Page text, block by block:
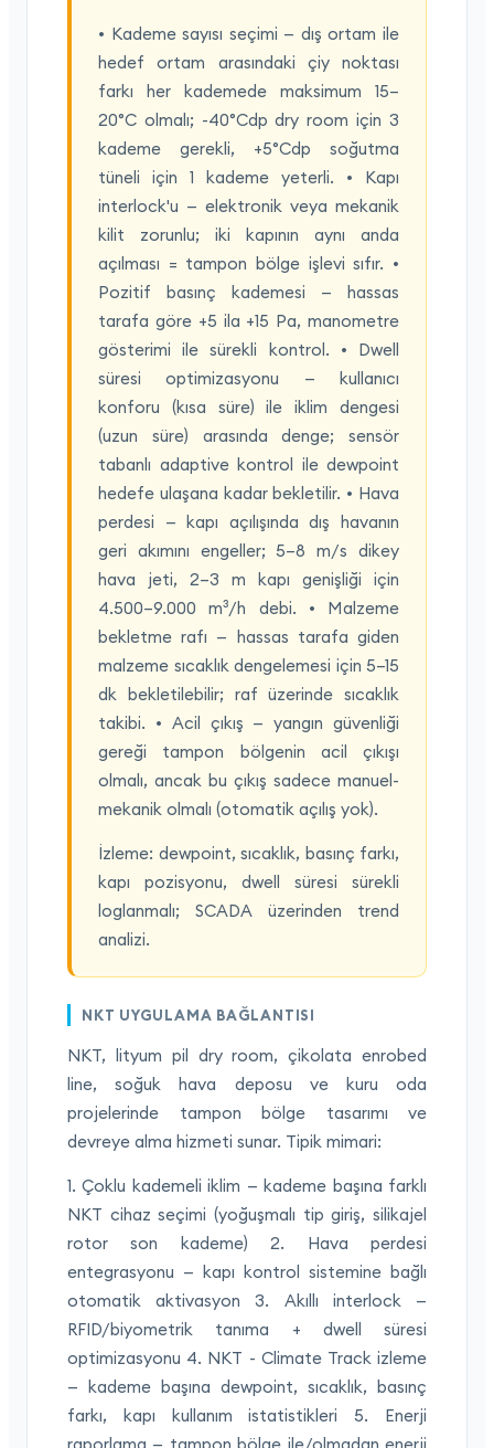
• Kademe sayısı seçimi — dış ortam ile
hedef ortam arasındaki çiy noktası
farkı her kademede maksimum 15–
20°C olmalı; -40°Cdp dry room için 3
kademe gerekli, +5°Cdp soğutma
tüneli için 1 kademe yeterli. • Kapı
interlock'u — elektronik veya mekanik
kilit zorunlu; iki kapının aynı anda
açılması = tampon bölge işlevi sıfır. •
Pozitif basınç kademesi — hassas
tarafa göre +5 ila +15 Pa, manometre
gösterimi ile sürekli kontrol. • Dwell
süresi optimizasyonu — kullanıcı
konforu (kısa süre) ile iklim dengesi
(uzun süre) arasında denge; sensör
tabanlı adaptive kontrol ile dewpoint
hedefe ulaşana kadar bekletilir. • Hava
perdesi — kapı açılışında dış havanın
geri akımını engeller; 5–8 m/s dikey
hava jeti, 2–3 m kapı genişliği için
4.500–9.000 m³/h debi. • Malzeme
bekletme rafı — hassas tarafa giden
malzeme sıcaklık dengelemesi için 5–15
dk bekletilebilir; raf üzerinde sıcaklık
takibi. • Acil çıkış — yangın güvenliği
gereği tampon bölgenin acil çıkışı
olmalı, ancak bu çıkış sadece manuel-
mekanik olmalı (otomatik açılış yok).
İzleme: dewpoint, sıcaklık, basınç farkı,
kapı pozisyonu, dwell süresi sürekli
loglanmalı; SCADA üzerinden trend
analizi.
NKT UYGULAMA BAĞLANTISI
NKT, lityum pil dry room, çikolata enrobed
line, soğuk hava deposu ve kuru oda
projelerinde tampon bölge tasarımı ve
devreye alma hizmeti sunar. Tipik mimari:
1. Çoklu kademeli iklim — kademe başına farklı
NKT cihaz seçimi (yoğuşmalı tip giriş, silikajel
rotor son kademe) 2. Hava perdesi
entegrasyonu — kapı kontrol sistemine bağlı
otomatik aktivasyon 3. Akıllı interlock —
RFID/biyometrik tanıma + dwell süresi
optimizasyonu 4. NKT - Climate Track izleme
— kademe başına dewpoint, sıcaklık, basınç
farkı, kapı kullanım istatistikleri 5. Enerji